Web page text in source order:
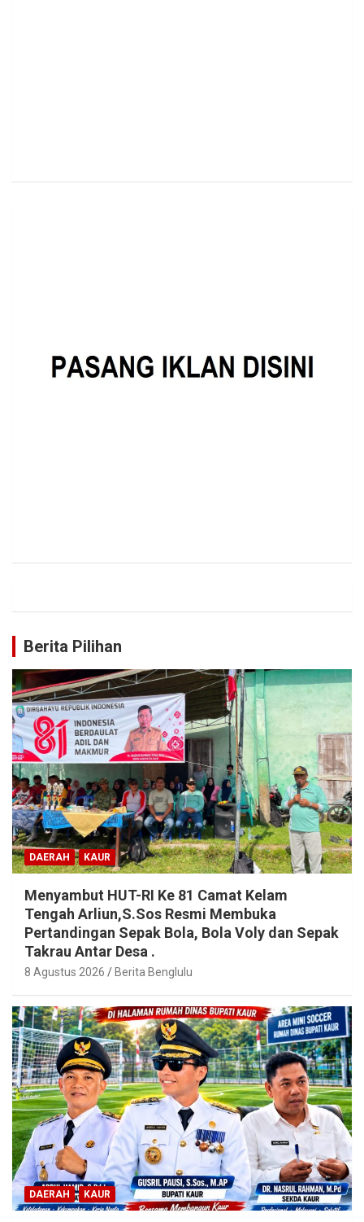
Berita Pilihan
DAERAH KAUR
Menyambut HUT-RI Ke 81 Camat Kelam
Tengah Arliun,S.Sos Resmi Membuka
Pertandingan Sepak Bola, Bola Voly dan Sepak
Takrau Antar Desa .
8 Agustus 2026 Berita Benglulu
DAERAH KAUR